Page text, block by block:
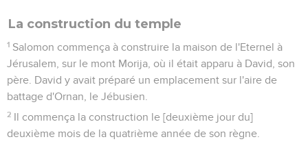
La construction du temple
1 Salomon commença à construire la maison de l'Eternel à
Jérusalem, sur le mont Morija, où il était apparu à David, son
père. David y avait préparé un emplacement sur l'aire de
battage d'Ornan, le Jébusien.
2 Il commença la construction le [deuxième jour du]
deuxième mois de la quatrième année de son règne.